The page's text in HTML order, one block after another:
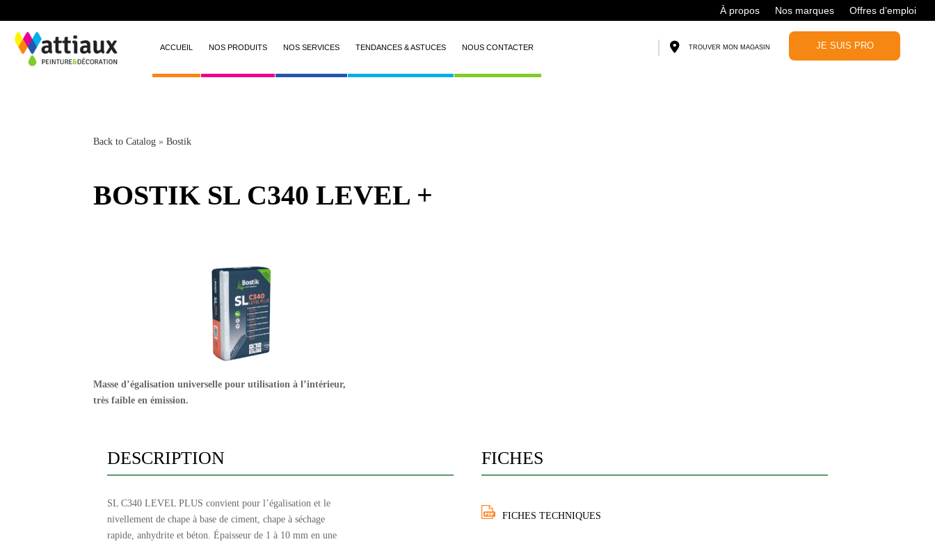
À propos Nos marques Offres d’emploi
ACCUEIL NOS PRODUITS NOS SERVICES TENDANCES & ASTUCES NOUS CONTACTER TROUVER MON MAGASIN JE SUIS PRO
Back to Catalog Bostik
BOSTIK SL C340 LEVEL +
Masse d’égalisation universelle pour utilisation à l’intérieur,
très faible en émission.
DESCRIPTION
SL C340 LEVEL PLUS convient pour l’égalisation et le
nivellement de chape à base de ciment, chape à séchage
rapide, anhydrite et béton. Épaisseur de 1 à 10 mm en une
FICHES
FICHES TECHNIQUES